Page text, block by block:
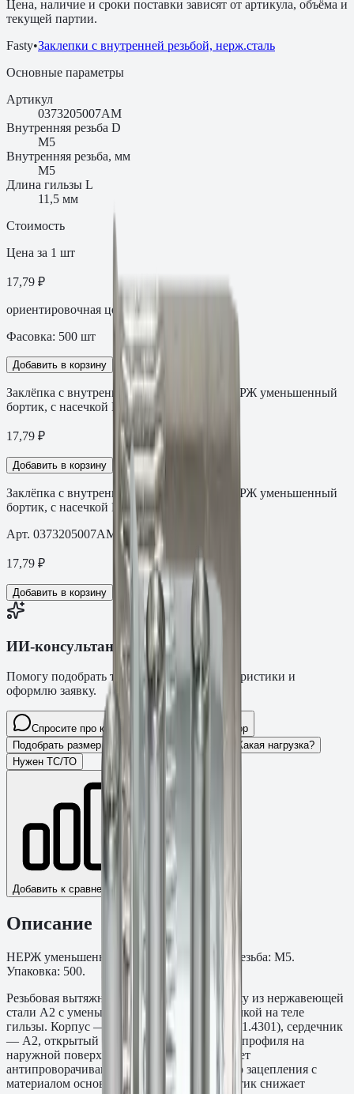
Цена, наличие и сроки поставки зависят от артикула, объёма и
текущей партии.
Fasty•Заклепки с внутренней резьбой, нерж.сталь
Основные параметры
Артикул
0373205007AM
Внутренняя резьба D
М5
Внутренняя резьба, мм
M5
Длина гильзы L
11,5 мм
Стоимость
Цена за 1 шт
17,79 ₽
ориентировочная цена с НДС
Фасовка: 500 шт
Добавить в корзину
Заклёпка с внутренней резьбой FASTY НЕРЖ уменьшенный
бортик, с насечкой M5
17,79 ₽
Добавить в корзину
Заклёпка с внутренней резьбой FASTY НЕРЖ уменьшенный
бортик, с насечкой M5
Арт. 0373205007AM
17,79 ₽
Добавить в корзину
ИИ-консультант Fasty
Помогу подобрать товар, расскажу характеристики и
оформлю заявку.
Спросите про крепёж Fasty…
Разговор
Подобрать размер
Для какого основания?
Какая нагрузка?
Нужен ТС/ТО
Добавить к сравнению
Описание
НЕРЖ уменьшенный бортик, с насечкой. Резьба: M5.
Упаковка: 500.
Резьбовая вытяжная заклёпка (нитзерт) Fasty из нержавеющей
стали A2 с уменьшенным бортиком и насечкой на теле
гильзы. Корпус — нержавеющая сталь A2 (1.4301), сердечник
— A2, открытый торец. Насечка зубчатого профиля на
наружной поверхности гильзы обеспечивает
антипроворачивание за счёт механического зацепления с
материалом основания. Уменьшенный бортик снижает